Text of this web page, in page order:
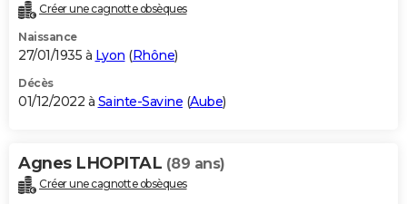
Créer une cagnotte obsèques
Naissance
27/01/1935 à Lyon (Rhône)
Décès
01/12/2022 à Sainte-Savine (Aube)
Agnes LHOPITAL (89 ans)
Créer une cagnotte obsèques